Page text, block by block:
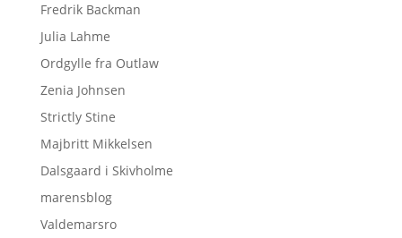
Fredrik Backman
Julia Lahme
Ordgylle fra Outlaw
Zenia Johnsen
Strictly Stine
Majbritt Mikkelsen
Dalsgaard i Skivholme
marensblog
Valdemarsro